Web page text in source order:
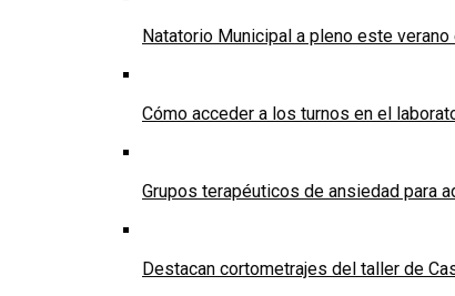
Natatorio Municipal a pleno este verano
Cómo acceder a los turnos en el
Grupos terapéuticos de ansiedad para
Destacan cortometrajes del taller de